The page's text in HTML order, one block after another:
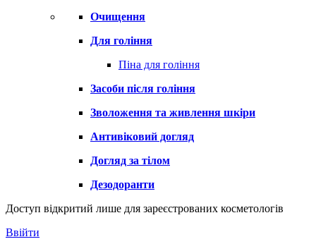
Очищення
Для гоління
Піна для гоління
Засоби після гоління
Зволоження та живлення шкіри
Антивіковий догляд
Догляд за тілом
Дезодоранти
Доступ відкритий лише для зареєстрованих косметологів
Ввійти